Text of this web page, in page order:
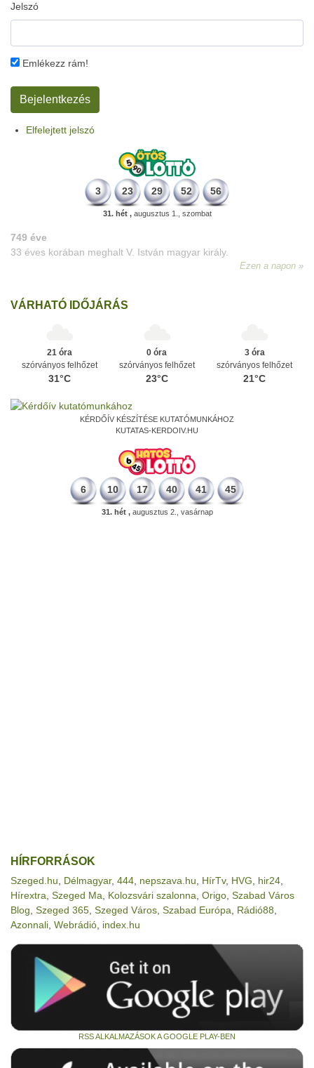
Jelszó
Emlékezz rám!
Elfelejtett jelszó
3 23 29 52 56
31. hét ,augusztus 1., szombat
VÁRHATÓ IDŐJÁRÁS
21 óra
szórványos felhőzet
31°C
0 óra
szórványos felhőzet
23°C
3 óra
szórványos felhőzet
21°C
KÉRDŐÍV KÉSZÍTÉSE KUTATÓMUNKÁHOZ
KUTATAS-KERDOIV.HU
6 10 17 40 41 45
31. hét ,augusztus 2., vasárnap
HÍRFORRÁSOK
Szeged.hu Délmagyar, 444 nepszava.hu HírTv, HVG hir24
Hírextra Szeged Ma Kolozsvári szalonna Origo Szabad Város
Blog Szeged 365 Szeged Város Szabad Európa Rádió88
Azonnali Webrádió index.hu
RSS ALKALMAZÁSOK A GOOGLE PLAY-BEN